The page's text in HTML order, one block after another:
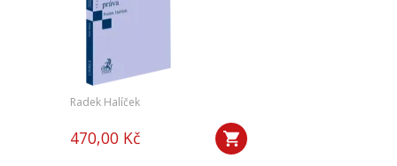
Radek Halíček
470,00 Kč